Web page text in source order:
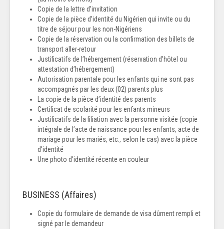
Copie de la lettre d’invitation
Copie de la pièce d’identité du Nigérien qui invite ou du
titre de séjour pour les non-Nigériens
Copie de la réservation ou la confirmation des billets de
transport aller-retour
Justificatifs de l’hébergement (réservation d’hôtel ou
attestation d’hébergement)
Autorisation parentale pour les enfants qui ne sont pas
accompagnés par les deux (02) parents plus
La copie de la pièce d’identité des parents
Certificat de scolarité pour les enfants mineurs
Justificatifs de la filiation avec la personne visitée (copie
intégrale de l’acte de naissance pour les enfants, acte de
mariage pour les mariés, etc., selon le cas) avec la pièce
d’identité
Une photo d’identité récente en couleur
BUSINESS (Affaires)
Copie du formulaire de demande de visa dûment rempli et
signé par le demandeur